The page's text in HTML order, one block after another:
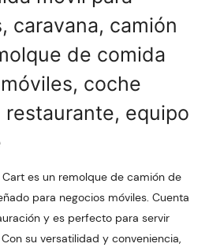
caravana, camión
de comida
coche
restaurante, equipo
es un remolque de camión de
para negocios móviles. Cuenta
y es perfecto para servir
su versatilidad y conveniencia,